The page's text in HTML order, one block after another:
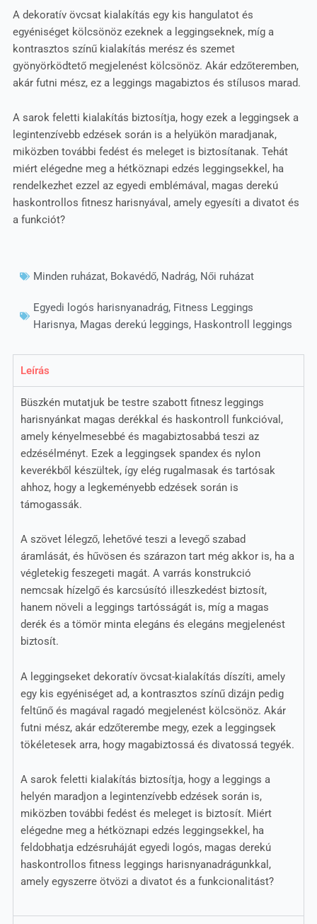
A dekoratív övcsat kialakítás egy kis hangulatot és
egyéniséget kölcsönöz ezeknek a leggingseknek, míg a
kontrasztos színű kialakítás merész és szemet
gyönyörködtető megjelenést kölcsönöz. Akár edzőteremben,
akár futni mész, ez a leggings magabiztos és stílusos marad.
A sarok feletti kialakítás biztosítja, hogy ezek a leggingsek a
legintenzívebb edzések során is a helyükön maradjanak,
miközben további fedést és meleget is biztosítanak. Tehát
miért elégedne meg a hétköznapi edzés leggingsekkel, ha
rendelkezhet ezzel az egyedi emblémával, magas derekú
haskontrollos fitnesz harisnyával, amely egyesíti a divatot és
a funkciót?
Minden ruházat, Bokavédő, Nadrág, Női ruházat
Egyedi logós harisnyanadrág, Fitness Leggings
Harisnya, Magas derekú leggings, Haskontroll leggings
Leírás
Büszkén mutatjuk be testre szabott fitnesz leggings
harisnyánkat magas derékkal és haskontroll funkcióval,
amely kényelmesebbé és magabiztosabbá teszi az
edzésélményt. Ezek a leggingsek spandex és nylon
keverékből készültek, így elég rugalmasak és tartósak
ahhoz, hogy a legkeményebb edzések során is
támogassák.
A szövet lélegző, lehetővé teszi a levegő szabad
áramlását, és hűvösen és szárazon tart még akkor is, ha a
végletekig feszegeti magát. A varrás konstrukció
nemcsak hízelgő és karcsúsító illeszkedést biztosít,
hanem növeli a leggings tartósságát is, míg a magas
derék és a tömör minta elegáns és elegáns megjelenést
biztosít.
A leggingseket dekoratív övcsat-kialakítás díszíti, amely
egy kis egyéniséget ad, a kontrasztos színű dizájn pedig
feltűnő és magával ragadó megjelenést kölcsönöz. Akár
futni mész, akár edzőterembe megy, ezek a leggingsek
tökéletesek arra, hogy magabiztossá és divatossá tegyék.
A sarok feletti kialakítás biztosítja, hogy a leggings a
helyén maradjon a legintenzívebb edzések során is,
miközben további fedést és meleget is biztosít. Miért
elégedne meg a hétköznapi edzés leggingsekkel, ha
feldobhatja edzésruháját egyedi logós, magas derekú
haskontrollos fitness leggings harisnyanadrágunkkal,
amely egyszerre ötvözi a divatot és a funkcionalitást?